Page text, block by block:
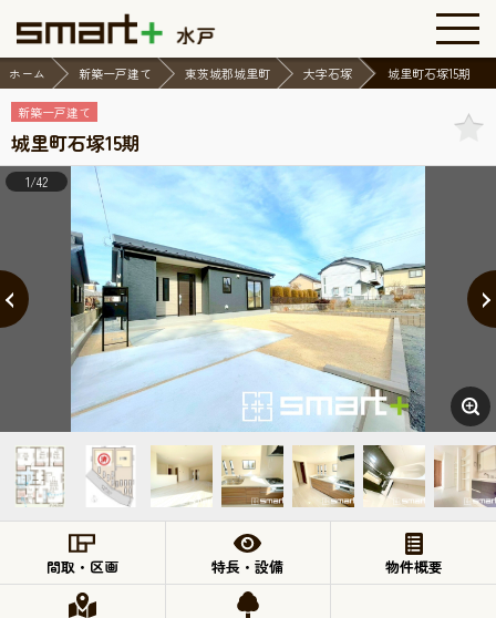
ホーム 新築一戸建て 東茨城郡城里町 大字石塚 城里町石塚15期
新築一戸建て
城里町石塚15期
1/42
間取・区画 特長・設備 物件概要